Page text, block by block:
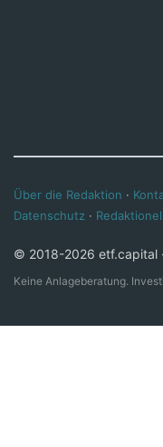
Über die Redaktion ·
Datenschutz ·
© 2018-2026 etf.capital
Keine Anlageberatung.